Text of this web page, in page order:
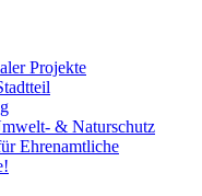
Projekte
& Naturschutz
Ehrenamtliche